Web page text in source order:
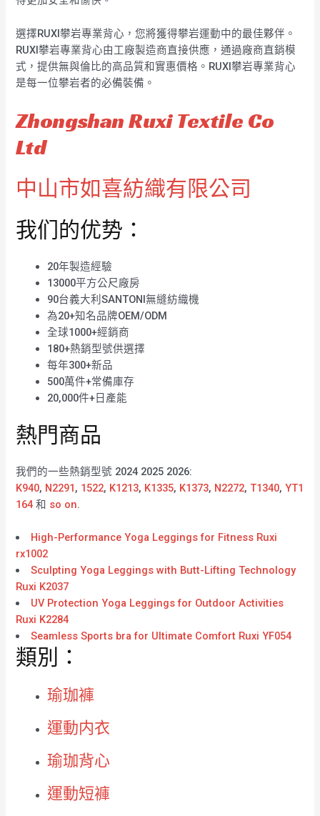
選擇RUXI攀岩專業背心，您將獲得攀岩運動中的最佳夥伴。
RUXI攀岩專業背心由工廠製造商直接供應，通過廠商直銷模
式，提供無與倫比的高品質和實惠價格。RUXI攀岩專業背心
是每一位攀岩者的必備裝備。
Zhongshan Ruxi Textile Co
Ltd
中山市如喜紡織有限公司
我们的优势：
20年製造經驗
13000平方公尺廠房
90台義大利SANTONI無縫紡織機
為20+知名品牌OEM/ODM
全球1000+經銷商
180+熱銷型號供選擇
每年300+新品
500萬件+常備庫存
20,000件+日產能
熱門商品
我們的一些熱銷型號 2024 2025 2026:
K940, N2291, 1522, K1213, K1335, K1373, N2272,T1340,YT1
164 和 so on.
High-Performance Yoga Leggings for Fitness Ruxi
rx1002
Sculpting Yoga Leggings with Butt-Lifting Technology
Ruxi K2037
UV Protection Yoga Leggings for Outdoor Activities
Ruxi K2284
Seamless Sports bra for Ultimate Comfort Ruxi YF054
類別：
瑜珈褲
運動内衣
瑜珈背心
運動短褲